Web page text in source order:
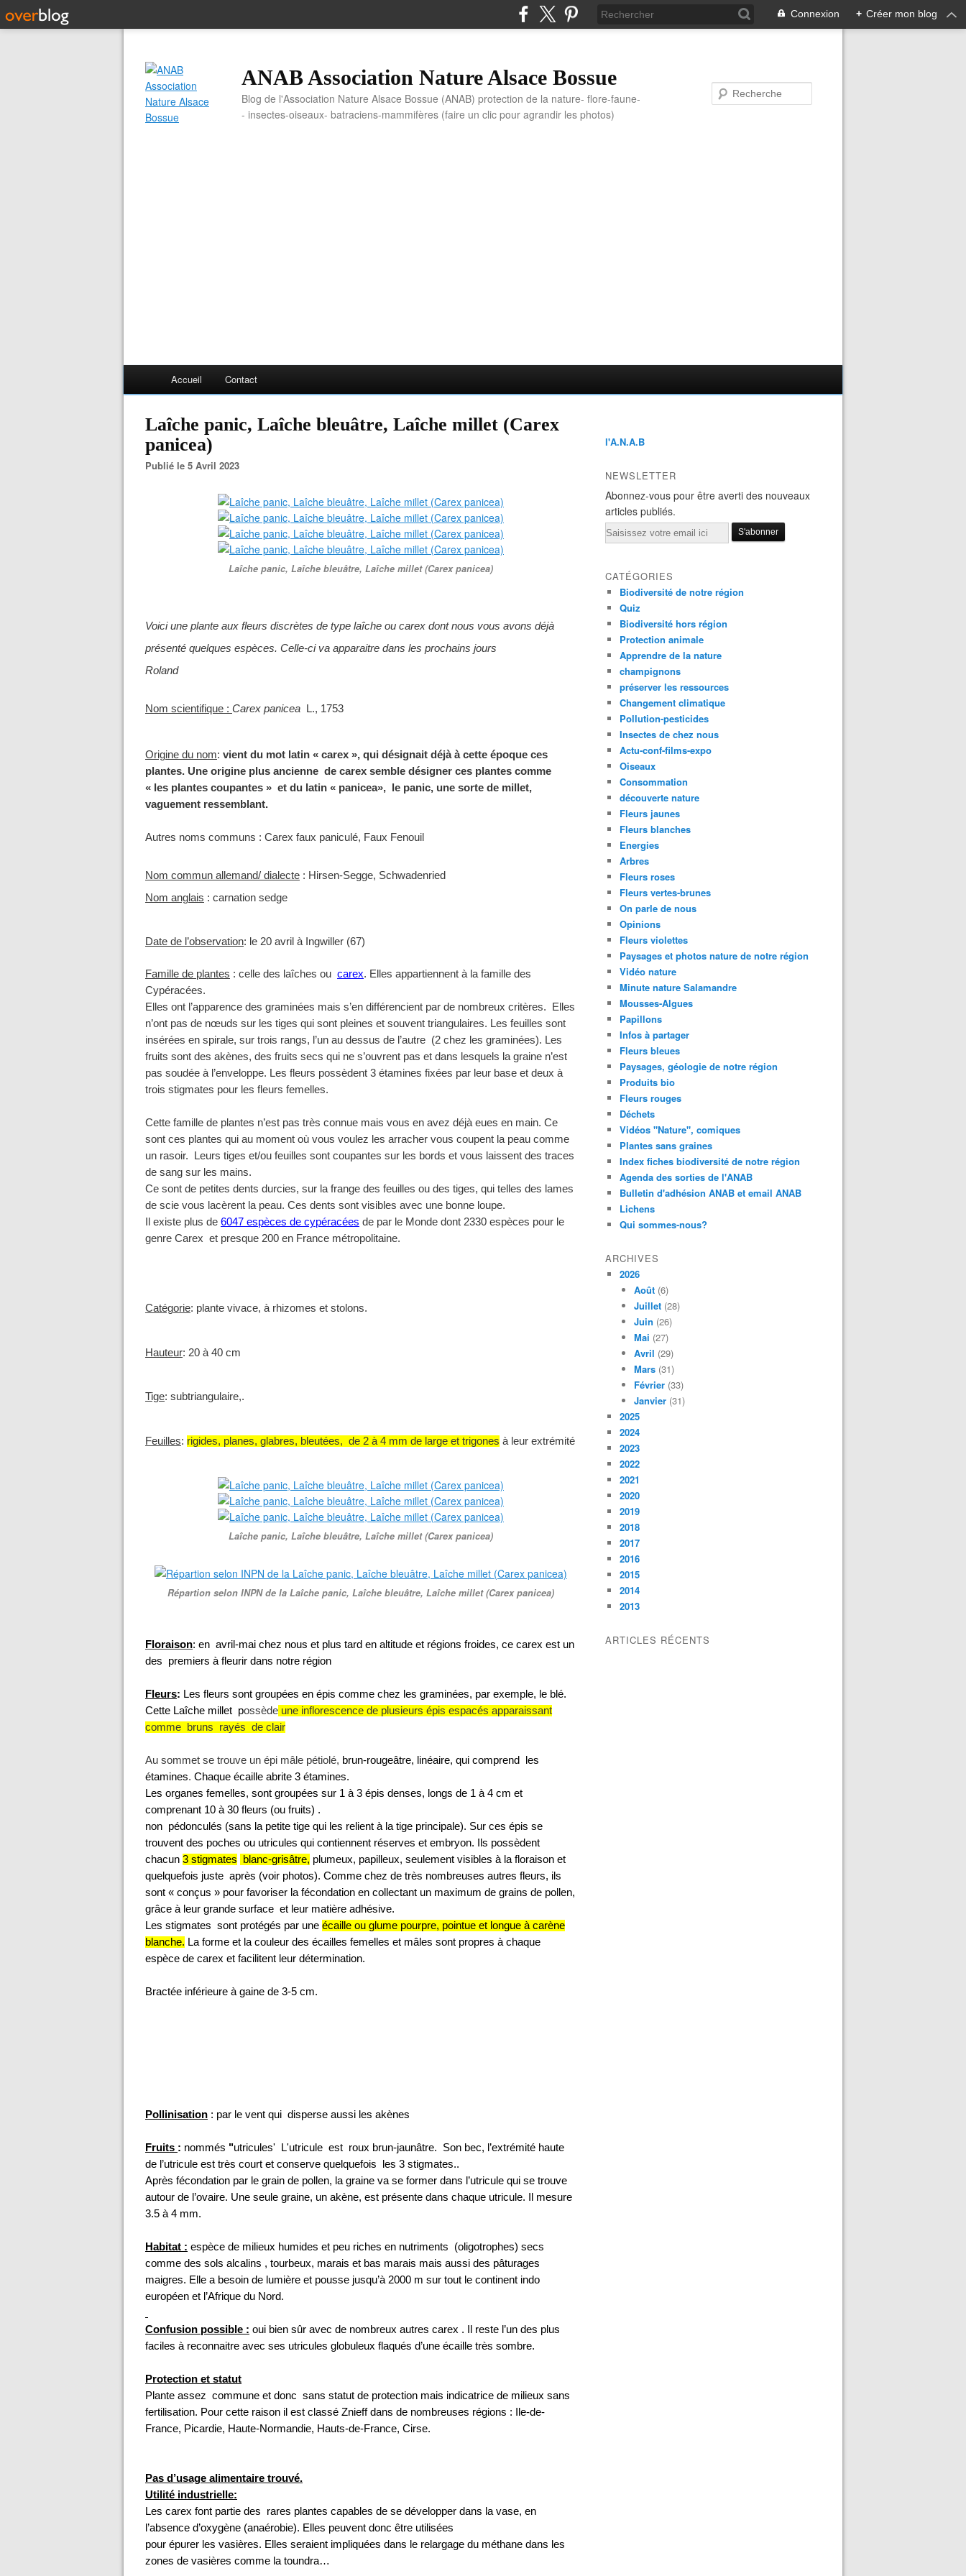
Connexion + Créer mon blog
ANAB Association Nature Alsace Bossue
Blog de l'Association Nature Alsace Bossue (ANAB) protection de la nature- flore-faune-
- insectes-oiseaux- batraciens-mammifères (faire un clic pour agrandir les photos)
Accueil Contact
Laîche panic, Laîche bleuâtre, Laîche millet (Carex
panicea)
Publié le 5 Avril 2023
Laîche panic, Laîche bleuâtre, Laîche millet (Carex panicea)
Voici une plante aux fleurs discrètes de type laîche ou carex dont nous vous avons déjà
présenté quelques espèces. Celle-ci va apparaitre dans les prochains jours
Roland
Nom scientifique : Carex panicea L., 1753
Origine du nom: vient du mot latin « carex », qui désignait déjà à cette époque ces
plantes. Une origine plus ancienne de carex semble désigner ces plantes comme
« les plantes coupantes » et du latin « panicea», le panic, une sorte de millet,
vaguement ressemblant.
Autres noms communs : Carex faux paniculé, Faux Fenouil
Nom commun allemand/ dialecte : Hirsen-Segge, Schwadenried
Nom anglais : carnation sedge
Date de l’observation: le 20 avril à Ingwiller (67)
Famille de plantes : celle des laîches ou carex. Elles appartiennent à la famille des
Cypéracées.
Elles ont l’apparence des graminées mais s’en différencient par de nombreux critères. Elles
n’ont pas de nœuds sur les tiges qui sont pleines et souvent triangulaires. Les feuilles sont
insérées en spirale, sur trois rangs, l’un au dessus de l’autre (2 chez les graminées). Les
fruits sont des akènes, des fruits secs qui ne s’ouvrent pas et dans lesquels la graine n’est
pas soudée à l’enveloppe. Les fleurs possèdent 3 étamines fixées par leur base et deux à
trois stigmates pour les fleurs femelles.
Cette famille de plantes n’est pas très connue mais vous en avez déjà eues en main. Ce
sont ces plantes qui au moment où vous voulez les arracher vous coupent la peau comme
un rasoir. Leurs tiges et/ou feuilles sont coupantes sur les bords et vous laissent des traces
de sang sur les mains.
Ce sont de petites dents durcies, sur la frange des feuilles ou des tiges, qui telles des lames
de scie vous lacèrent la peau. Ces dents sont visibles avec une bonne loupe.
Il existe plus de 6047 espèces de cypéracées de par le Monde dont 2330 espèces pour le
genre Carex et presque 200 en France métropolitaine.
Catégorie: plante vivace, à rhizomes et stolons.
Hauteur: 20 à 40 cm
Tige: subtriangulaire,.
Feuilles: rigides, planes, glabres, bleutées, de 2 à 4 mm de large et trigones à leur extrémité
Laîche panic, Laîche bleuâtre, Laîche millet (Carex panicea)
Répartion selon INPN de la Laîche panic, Laîche bleuâtre, Laîche millet (Carex panicea)
Floraison: en avril-mai chez nous et plus tard en altitude et régions froides, ce carex est un
des premiers à fleurir dans notre région
Fleurs: Les fleurs sont groupées en épis comme chez les graminées, par exemple, le blé.
Cette Laîche millet possède une inflorescence de plusieurs épis espacés apparaissant
comme bruns rayés de clair
Au sommet se trouve un épi mâle pétiolé, brun-rougeâtre, linéaire, qui comprend les
étamines. Chaque écaille abrite 3 étamines.
Les organes femelles, sont groupées sur 1 à 3 épis denses, longs de 1 à 4 cm et
comprenant 10 à 30 fleurs (ou fruits) .
non pédonculés (sans la petite tige qui les relient à la tige principale). Sur ces épis se
trouvent des poches ou utricules qui contiennent réserves et embryon. Ils possèdent
chacun 3 stigmates blanc-grisâtre, plumeux, papilleux, seulement visibles à la floraison et
quelquefois juste après (voir photos). Comme chez de très nombreuses autres fleurs, ils
sont « conçus » pour favoriser la fécondation en collectant un maximum de grains de pollen,
grâce à leur grande surface et leur matière adhésive.
Les stigmates sont protégés par une écaille ou glume pourpre, pointue et longue à carène
blanche. La forme et la couleur des écailles femelles et mâles sont propres à chaque
espèce de carex et facilitent leur détermination.
Bractée inférieure à gaine de 3-5 cm.
Pollinisation : par le vent qui disperse aussi les akènes
Fruits : nommés "utricules' L'utricule est roux brun-jaunâtre. Son bec, l’extrémité haute
de l’utricule est très court et conserve quelquefois les 3 stigmates..
Après fécondation par le grain de pollen, la graine va se former dans l’utricule qui se trouve
autour de l’ovaire. Une seule graine, un akène, est présente dans chaque utricule. Il mesure
3.5 à 4 mm.
Habitat : espèce de milieux humides et peu riches en nutriments (oligotrophes) secs
comme des sols alcalins , tourbeux, marais et bas marais mais aussi des pâturages
maigres. Elle a besoin de lumière et pousse jusqu’à 2000 m sur tout le continent indo
européen et l’Afrique du Nord.
Confusion possible : oui bien sûr avec de nombreux autres carex . Il reste l’un des plus
faciles à reconnaitre avec ses utricules globuleux flaqués d’une écaille très sombre.
Protection et statut
Plante assez commune et donc sans statut de protection mais indicatrice de milieux sans
fertilisation. Pour cette raison il est classé Znieff dans de nombreuses régions : Ile-de-
France, Picardie, Haute-Normandie, Hauts-de-France, Cirse.
Pas d’usage alimentaire trouvé.
Utilité industrielle:
Les carex font partie des rares plantes capables de se développer dans la vase, en
l’absence d’oxygène (anaérobie). Elles peuvent donc être utilisées
pour épurer les vasières. Elles seraient impliquées dans le relargage du méthane dans les
zones de vasières comme la toundra…
l'A.N.A.B
NEWSLETTER
Abonnez-vous pour être averti des nouveaux
articles publiés.
Email
CATÉGORIES
Biodiversité de notre région
Quiz
Biodiversité hors région
Protection animale
Apprendre de la nature
champignons
préserver les ressources
Changement climatique
Pollution-pesticides
Insectes de chez nous
Actu-conf-films-expo
Oiseaux
Consommation
découverte nature
Fleurs jaunes
Fleurs blanches
Energies
Arbres
Fleurs roses
Fleurs vertes-brunes
On parle de nous
Opinions
Fleurs violettes
Paysages et photos nature de notre région
Vidéo nature
Minute nature Salamandre
Mousses-Algues
Papillons
Infos à partager
Fleurs bleues
Paysages, géologie de notre région
Produits bio
Fleurs rouges
Déchets
Vidéos "Nature", comiques
Plantes sans graines
Index fiches biodiversité de notre région
Agenda des sorties de l'ANAB
Bulletin d'adhésion ANAB et email ANAB
Lichens
Qui sommes-nous?
ARCHIVES
2026
Août (6)
Juillet (28)
Juin (26)
Mai (27)
Avril (29)
Mars (31)
Février (33)
Janvier (31)
2025
2024
2023
2022
2021
2020
2019
2018
2017
2016
2015
2014
2013
ARTICLES RÉCENTS